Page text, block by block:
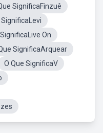
SignificaFinzuê
SignificaLevi
On
SignificaArquear
O Que SignificaV